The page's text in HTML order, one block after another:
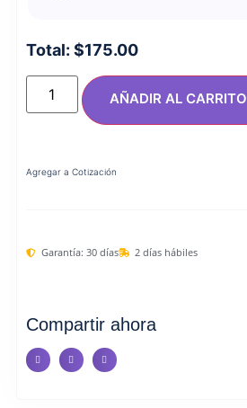
Total: $175.00
AÑADIR AL CARRITO
Agregar a Cotización
Garantía: 30 días 2 días hábiles
Compartir ahora